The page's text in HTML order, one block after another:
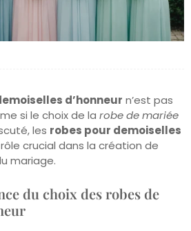
d’honneur n’est pas
si le choix de la robe de mariée
les robes pour demoiselles
crucial dans la création de
mariage.
du choix des robes de